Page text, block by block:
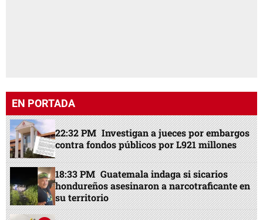
EN PORTADA
22:32 PM Investigan a jueces por embargos
contra fondos públicos por L921 millones
18:33 PM Guatemala indaga si sicarios
hondureños asesinaron a narcotraficante en
su territorio